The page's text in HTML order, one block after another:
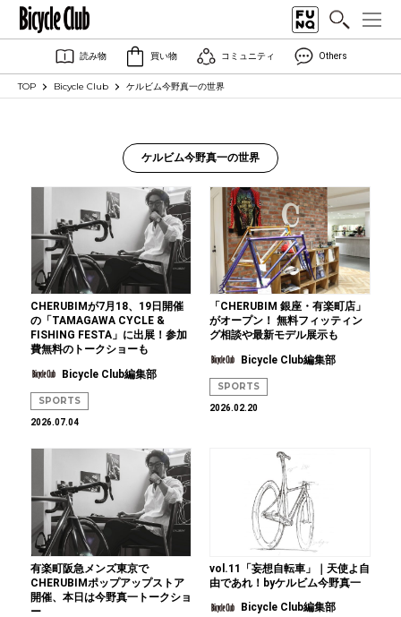
読み物 買い物 コミュニティ Others
TOP Bicycle Club ケルビム今野真一の世界
ケルビム今野真一の世界
CHERUBIMが7月18、19日開催
の「TAMAGAWA CYCLE &
FISHING FESTA」に出展！参加
費無料のトークショーも
Bicycle Club編集部
SPORTS
2026.07.04
「CHERUBIM 銀座・有楽町店」
がオープン！ 無料フィッティン
グ相談や最新モデル展示も
Bicycle Club編集部
SPORTS
2026.02.20
有楽町阪急メンズ東京で
CHERUBIMポップアップストア
開催、本日は今野真一トークショ
ー
vol.11「妄想自転車」｜天使よ自
由であれ！byケルビム今野真一
Bicycle Club編集部